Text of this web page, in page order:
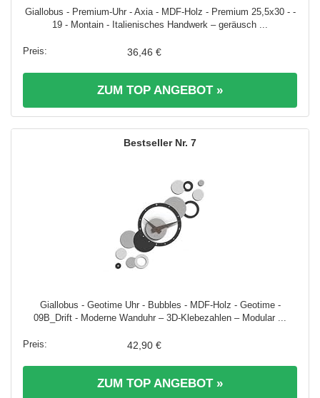
Giallobus - Premium-Uhr - Axia - MDF-Holz - Premium 25,5x30 - -
19 - Montain - Italienisches Handwerk – geräusch ...
36,46 €
ZUM TOP ANGEBOT »
7
Giallobus - Geotime Uhr - Bubbles - MDF-Holz - Geotime -
09B_Drift - Moderne Wanduhr – 3D-Klebezahlen – Modular ...
42,90 €
ZUM TOP ANGEBOT »